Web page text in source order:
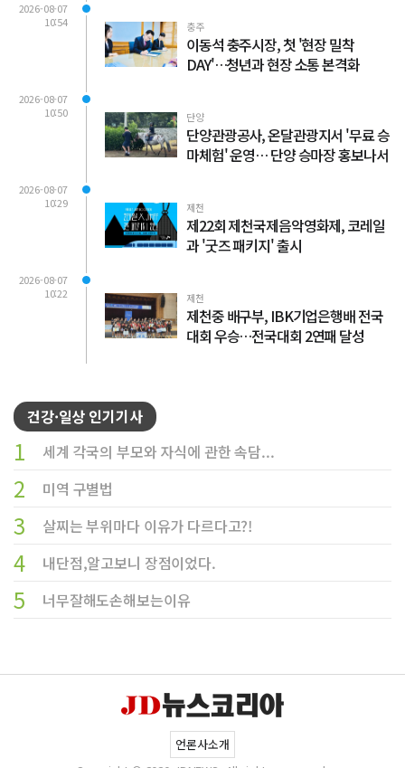
2026-08-07
10:54
충주
이동석 충주시장, 첫 '현장 밀착
DAY'…청년과 현장 소통 본격화
2026-08-07
10:50
단양
단양관광공사, 온달관광지서 '무료 승
마체험' 운영… 단양 승마장 홍보나서
2026-08-07
10:29
제천
제22회 제천국제음악영화제, 코레일
과 '굿즈 패키지' 출시
2026-08-07
10:22
제천
제천중 배구부, IBK기업은행배 전국
대회 우승…전국대회 2연패 달성
건강·일상 인기기사
1 세계 각국의 부모와 자식에 관한 속담...
2 미역 구별법
3 살찌는 부위마다 이유가 다르다고?!
4 내단점,알고보니 장점이었다.
5 너무잘해도손해보는이유
언론사소개